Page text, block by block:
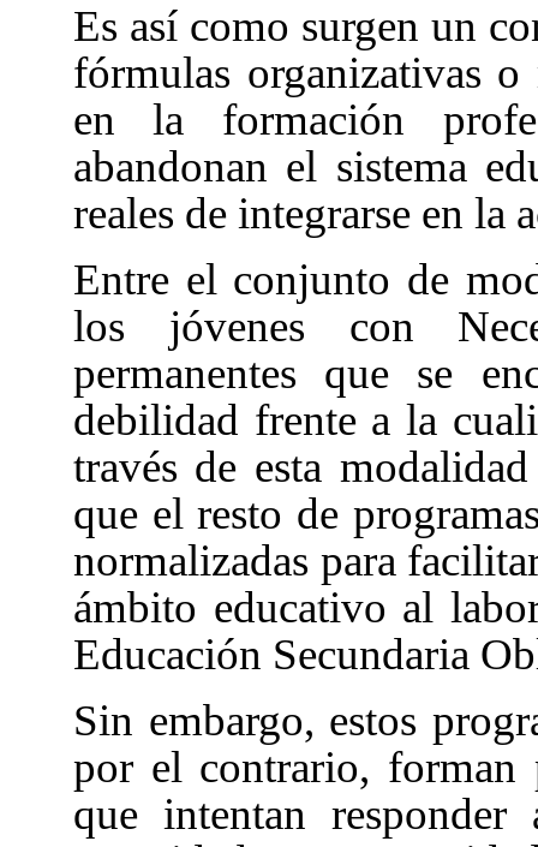
Es así como surgen un
fórmulas organizativas o
en la formación
abandonan el sistema
reales de integrarse en la
Entre el conjunto de
los jóvenes con
permanentes que se
debilidad frente a la
través de esta
que el resto de
normalizadas para
ámbito educativo al
Educación Secundaria
Sin embargo, estos
por el contrario, forman
que intentan